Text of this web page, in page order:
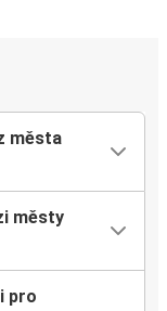
města
městy
pro